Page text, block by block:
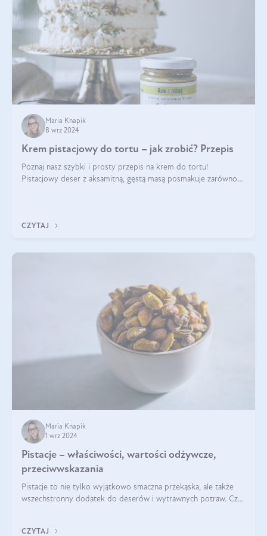
Maria Knapik
8 wrz 2024
Krem pistacjowy do tortu – jak zrobić? Przepis
Poznaj nasz szybki i prosty przepis na krem do tortu!
Pistacjowy deser z aksamitną, gęstą masą posmakuje zarówno
CZYTAJ
Maria Knapik
1 wrz 2024
Pistacje – właściwości, wartości odżywcze,
przeciwwskazania
Pistacje to nie tylko wyjątkowo smaczna przekąska, ale także
wszechstronny dodatek do deserów i wytrawnych potraw. Czy
CZYTAJ